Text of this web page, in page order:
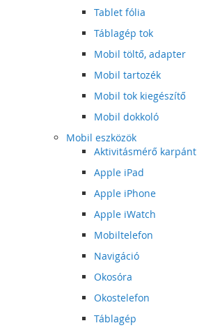
Tablet fólia
Táblagép tok
Mobil töltő, adapter
Mobil tartozék
Mobil tok kiegészítő
Mobil dokkoló
Mobil eszközök
Aktivitásmérő karpánt
Apple iPad
Apple iPhone
Apple iWatch
Mobiltelefon
Navigáció
Okosóra
Okostelefon
Táblagép